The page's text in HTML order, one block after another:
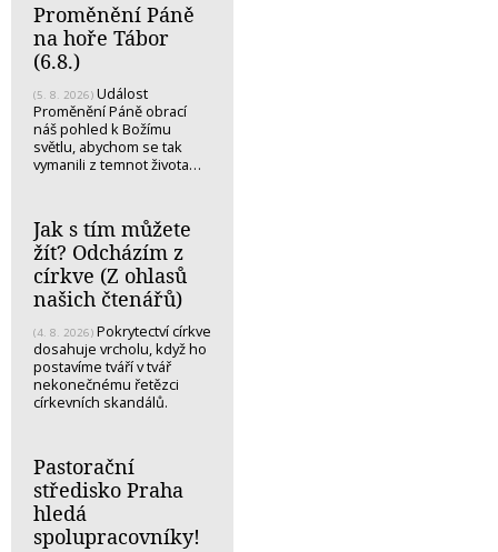
Proměnění Páně
na hoře Tábor
(6.8.)
(5. 8. 2026) Událost
Proměnění Páně obrací
náš pohled k Božímu
světlu, abychom se tak
vymanili z temnot života…
Jak s tím můžete
žít? Odcházím z
církve (Z ohlasů
našich čtenářů)
(4. 8. 2026) Pokrytectví církve
dosahuje vrcholu, když ho
postavíme tváří v tvář
nekonečnému řetězci
církevních skandálů.
Pastorační
středisko Praha
hledá
spolupracovníky!